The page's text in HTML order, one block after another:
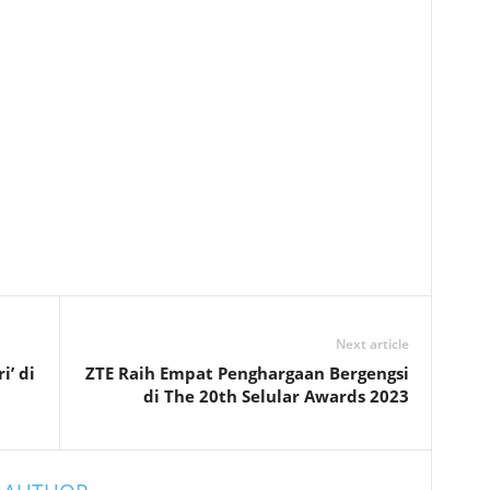
di
Next article
ZTE Raih Empat Penghargaan Bergengsi
di The 20th Selular Awards 2023